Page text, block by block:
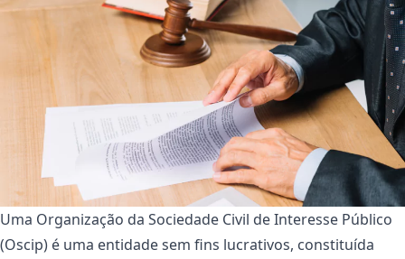
Uma Organização da Sociedade Civil de Interesse Público
(Oscip) é uma entidade sem fins lucrativos, constituída